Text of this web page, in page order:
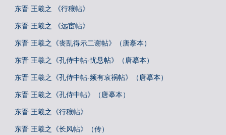
东晋 王羲之 《行穰帖》
东晋 王羲之 《远宦帖》
东晋 王羲之《丧乱得示二谢帖》（唐摹本）
东晋 王羲之《孔侍中帖-忧悬帖》（唐摹本）
东晋 王羲之《孔侍中帖-频有哀祸帖》（唐摹本）
东晋 王羲之《孔侍中帖》（唐摹本）
东晋 王羲之《行穰帖》
东晋 王羲之《长风帖》（传）